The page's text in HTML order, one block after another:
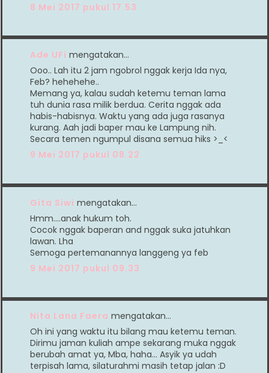
8 Mei 2017 pukul 17.53
Ade UFi mengatakan…
Ooo.. Lah itu 2 jam ngobrol nggak kerja Ida nya,
Feb? hehehehe..
Memang ya, kalau sudah ketemu teman lama
tuh dunia rasa milik berdua. Cerita nggak ada
habis-habisnya. Waktu yang ada juga rasanya
kurang. Aah jadi baper mau ke Lampung nih.
Secara temen ngumpul disana semua hiks >_<
9 Mei 2017 pukul 08.22
Gita Siwi mengatakan…
Hmm....anak hukum toh.
Cocok nggak baperan and nggak suka jatuhkan
lawan. Lha
Semoga pertemanannya langgeng ya feb
9 Mei 2017 pukul 09.33
Nita Lana Faera mengatakan…
Oh ini yang waktu itu bilang mau ketemu teman.
Dirimu jaman kuliah ampe sekarang muka nggak
berubah amat ya, Mba, haha... Asyik ya udah
terpisah lama, silaturahmi masih tetap jalan :D